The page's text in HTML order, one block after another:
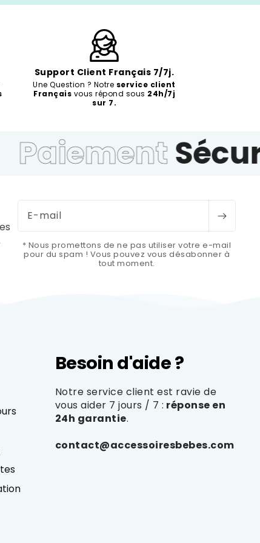
Support Client Français 7/7j.
Une Question ? Notre service client
Français vous répond sous 24h/7j
sur 7.
Paiement
E-mail
* Nous promettons de ne pas utiliser votre e-mail
pour du spam ! Vous pouvez vous désabonner à
tout moment.
Besoin d'aide ?
Notre service client est ravie de
vous aider 7 jours / 7 : réponse en
24h garantie.
contact@accessoiresbebes.com